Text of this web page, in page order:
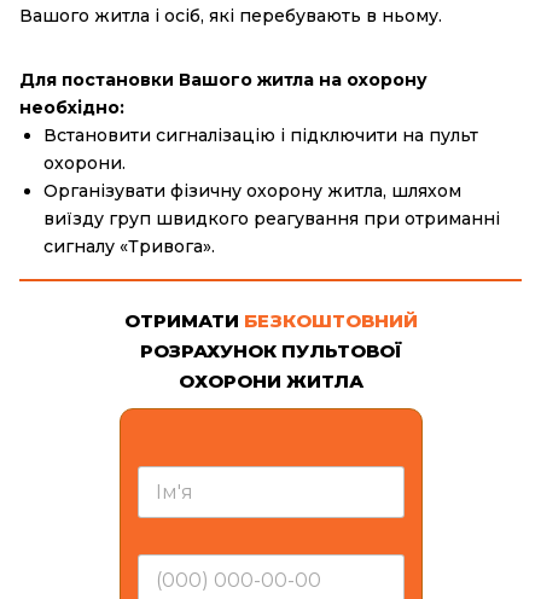
Вашого житла і осіб, які перебувають в ньому.
Для постановки Вашого житла на охорону
необхідно:
Встановити сигналізацію і підключити на пульт
охорони.
Організувати фізичну охорону житла, шляхом
виїзду груп швидкого реагування при отриманні
сигналу «Тривога».
ОТРИМАТИ БЕЗКОШТОВНИЙ
РОЗРАХУНОК ПУЛЬТОВОЇ
ОХОРОНИ ЖИТЛА